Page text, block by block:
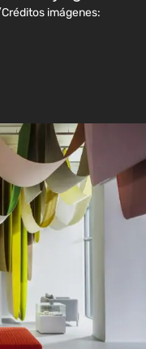
Créditos imágenes: